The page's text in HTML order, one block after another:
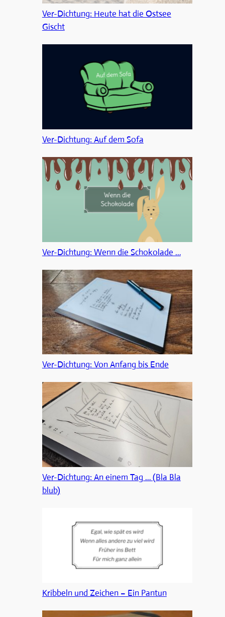
Ver-Dichtung: Heute hat die Ostsee
Gischt
Ver-Dichtung: Auf dem Sofa
Ver-Dichtung: Wenn die Schokolade …
Ver-Dichtung: Von Anfang bis Ende
Ver-Dichtung: An einem Tag … (Bla Bla
blub)
Kribbeln und Zeichen – Ein Pantun